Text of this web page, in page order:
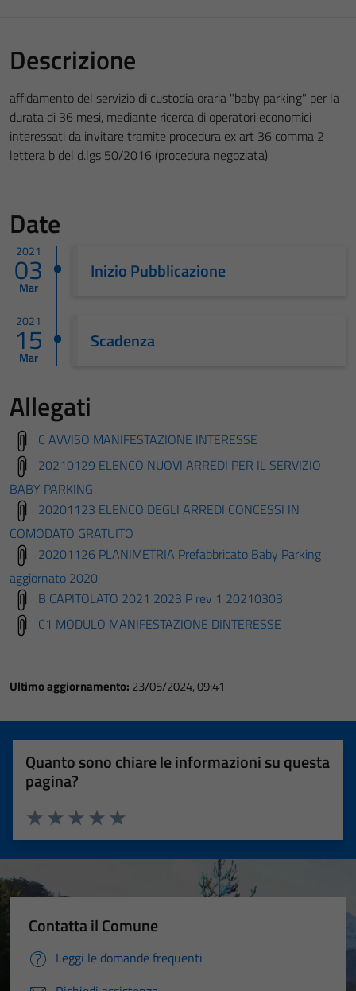
Descrizione
affidamento del servizio di custodia oraria "baby parking" per la
durata di 36 mesi, mediante ricerca di operatori economici
interessati da invitare tramite procedura ex art 36 comma 2
lettera b del d.lgs 50/2016 (procedura negoziata)
Date
2021
03
Mar
Inizio Pubblicazione
2021
15
Mar
Scadenza
Allegati
C AVVISO MANIFESTAZIONE INTERESSE
20210129 ELENCO NUOVI ARREDI PER IL SERVIZIO
BABY PARKING
20201123 ELENCO DEGLI ARREDI CONCESSI IN
COMODATO GRATUITO
20201126 PLANIMETRIA Prefabbricato Baby Parking
aggiornato 2020
B CAPITOLATO 2021 2023 P rev 1 20210303
C1 MODULO MANIFESTAZIONE DINTERESSE
Ultimo aggiornamento: 23/05/2024, 09:41
Quanto sono chiare le informazioni su questa
pagina?
Valuta 5 stelle su 5
Valuta 4 stelle su 5
Valuta 3 stelle su 5
Valuta 2 stelle su 5
Valuta 1 stelle su 5
Contatta il Comune
Leggi le domande frequenti